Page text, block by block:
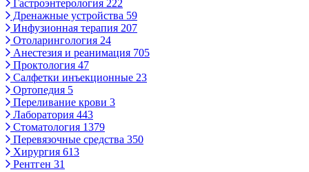
Гастроэнтерология 222
Дренажные устройства 59
Инфузионная терапия 207
Отоларингология 24
Анестезия и реанимация 705
Проктология 47
Салфетки инъекционные 23
Ортопедия 5
Переливание крови 3
Лаборатория 443
Стоматология 1379
Перевязочные средства 350
Хирургия 613
Рентген 31